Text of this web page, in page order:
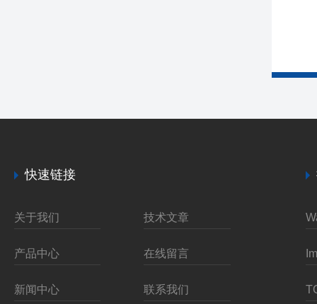
快速链接
关于我们 技术文章
产品中心 在线留言
新闻中心 联系我们